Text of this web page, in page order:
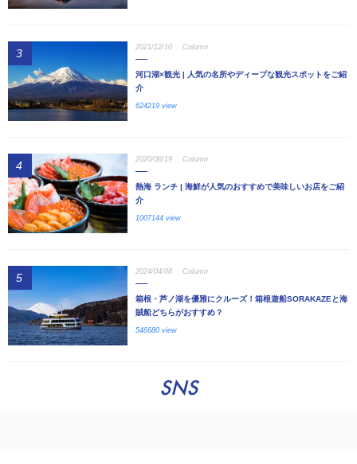
3 2021/12/10 Column
河口湖×観光 | 人気の名所やディープな観光スポットをご紹
介
624219 view
4 2020/08/19 Column
熱海 ランチ | 海鮮が人気のおすすめで美味しいお店をご紹
介
1007144 view
5 2024/04/08 Column
箱根・芦ノ湖を優雅にクルーズ！箱根遊船SORAKAZEと海
賊船どちらがおすすめ？
546680 view
SNS